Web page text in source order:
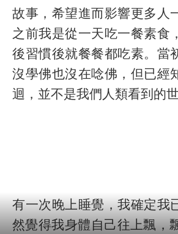
故事，希望進而影響更多人
之前我是從一天吃一餐素食
後習慣後就餐餐都吃素。當
沒學佛也沒在唸佛，但已經
迴，並不是我們人類看到的
有一次晚上睡覺，我確定我
然覺得我身體自己往上飄，